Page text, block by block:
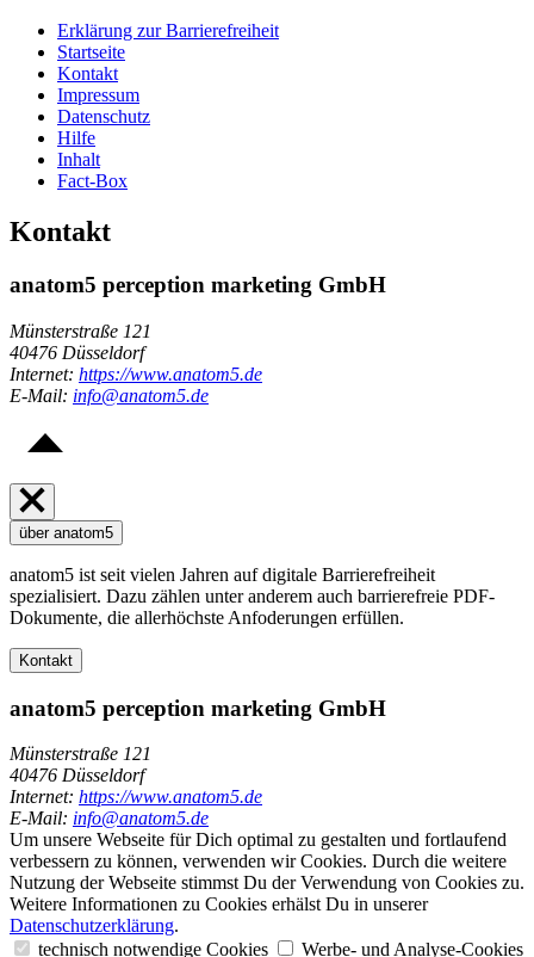
Erklärung zur Barrierefreiheit
Startseite
Kontakt
Impressum
Datenschutz
Hilfe
Inhalt
Fact-Box
Kontakt
anatom5 perception marketing GmbH
Münsterstraße 121
40476 Düsseldorf
Internet: https://www.anatom5.de
E-Mail: info@anatom5.de
über anatom5
anatom5 ist seit vielen Jahren auf digitale Barrierefreiheit
spezialisiert. Dazu zählen unter anderem auch barrierefreie PDF-
Dokumente, die allerhöchste Anfoderungen erfüllen.
Kontakt
anatom5 perception marketing GmbH
Münsterstraße 121
40476 Düsseldorf
Internet: https://www.anatom5.de
E-Mail: info@anatom5.de
Um unsere Webseite für Dich optimal zu gestalten und fortlaufend
verbessern zu können, verwenden wir Cookies. Durch die weitere
Nutzung der Webseite stimmst Du der Verwendung von Cookies zu.
Weitere Informationen zu Cookies erhälst Du in unserer
Datenschutzerklärung.
technisch notwendige Cookies
Werbe- und Analyse-Cookies